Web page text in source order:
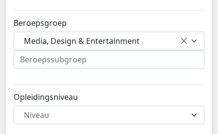
Beroepsgroep
Media, Design & Entertainment
Opleidingsniveau
Niveau